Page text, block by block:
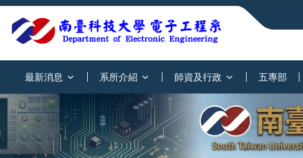
最新消息 系所介紹 師資及行政 五專部